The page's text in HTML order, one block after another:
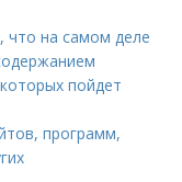
что на самом деле
пойдет
программ,